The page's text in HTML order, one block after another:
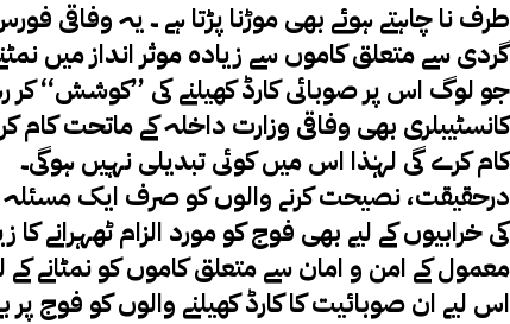
طرف نا چاہتے ہوئے بھی موڑنا پڑتا ہے ۔ یہ وفاقی
گردی سے متعلق کاموں سے زیادہ موثر انداز میں
جو لوگ اس پر صوبائی کارڈ کھیلنے کی ’’کوشش‘‘
کانسٹیبلری بھی وفاقی وزارت داخلہ کے ماتحت
کام کرے گی لہٰذا اس میں کوئی تبدیلی نہیں ہوگی۔
درحقیقت، نصیحت کرنے والوں کو صرف ایک مسئلہ
کی خرابیوں کے لیے بھی فوج کو مورد الزام ٹھہرانے
معمول کے امن و امان سے متعلق کاموں کو نمٹانے
اس لیے ان صوبائیت کا کارڈ کھیلنے والوں کو فوج پر